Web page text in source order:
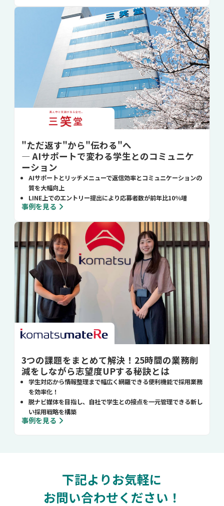
"ただ返す"から"伝わる"へ
― AIサポートで変わる学生とのコミュニケ
ーション
AIサポートとリッチメニューで返信効率とコミュニケーションの
質を大幅向上
LINE上でのエントリー提出により応募者数が前年比10％増
事例を見る
3つの課題をまとめて解決！25時間の業務削
減をしながら志望度UPする秘訣とは
学生対応から情報整理まで幅広く網羅できる便利機能で採用業務
を効率化！
脱ナビ媒体を目指し、自社で学生との接点を一元管理できる新し
い採用戦略を構築
事例を見る
下記よりお気軽に
お問い合わせください！